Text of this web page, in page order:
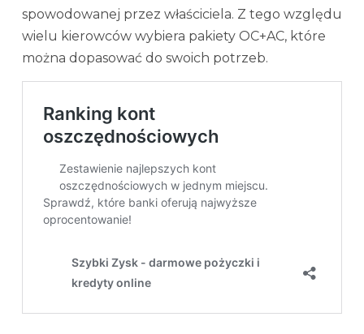
spowodowanej przez właściciela. Z tego względu
wielu kierowców wybiera pakiety OC+AC, które
można dopasować do swoich potrzeb.